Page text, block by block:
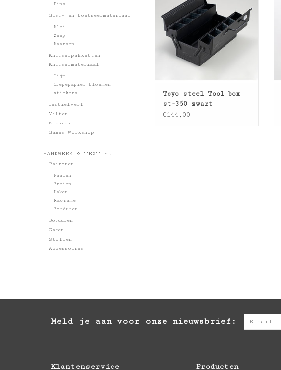
Pins
Giet- en boetseermateriaal
Klei
Zeep
Kaarsen
Knutselpakketten
Knutselmateriaal
Lijm
Crepepapier bloemen
stickers
Textielverf
Vilten
Kleuren
Games Workshop
HANDWERK & TEXTIEL
Patronen
Naaien
Breien
Haken
Macrame
Borduren
Borduren
Garen
Stoffen
Accessoires
TOEVOEGEN AAN WINKELWAGEN
Toyo steel Tool box
st-350 zwart
€144,00
Meld je aan voor onze nieuwsbrief:
Klantenservice Producten